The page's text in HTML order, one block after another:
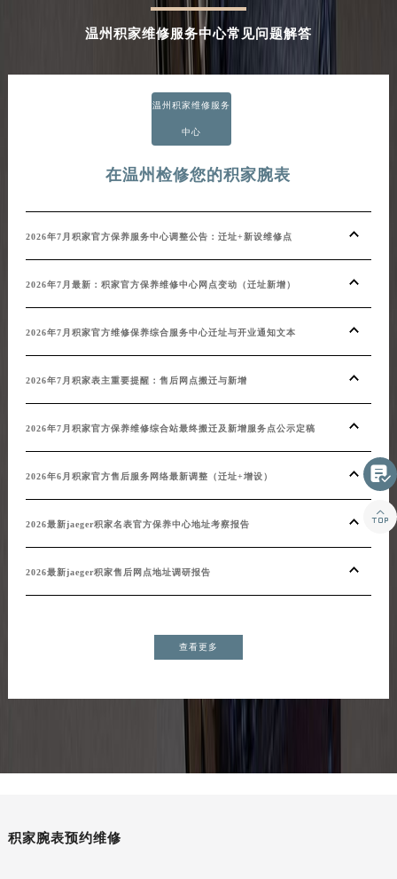
温州积家维修服务中心常见问题解答
温州积家维修服务
中心
在温州检修您的积家腕表
2026年7月积家官方保养服务中心调整公告：迁址+新设维修点
2026年7月最新：积家官方保养维修中心网点变动（迁址新增）
2026年7月积家官方维修保养综合服务中心迁址与开业通知文本
2026年7月积家表主重要提醒：售后网点搬迁与新增
2026年7月积家官方保养维修综合站最终搬迁及新增服务点公示定稿
2026年6月积家官方售后服务网络最新调整（迁址+增设）
2026最新jaeger积家名表官方保养中心地址考察报告
2026最新jaeger积家售后网点地址调研报告
查看更多
积家腕表预约维修

